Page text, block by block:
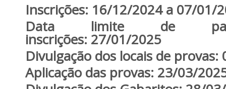
Inscrições: 16/12/2024 a 07/01/
Data limite de
inscrições: 27/01/2025
Divulgação dos locais de provas:
Aplicação das provas: 23/03/